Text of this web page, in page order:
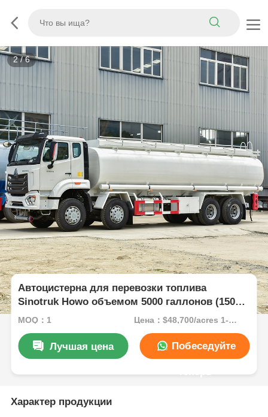
3/6
Автоцистерна для перевозки топлива
Sinotruk Howo объемом 5000 галлонов (15001-
30000 л)
MOQ：1 Цена：$48,700/acres 1-49 acres
Лучшая цена Побеседуйте
Характер продукции